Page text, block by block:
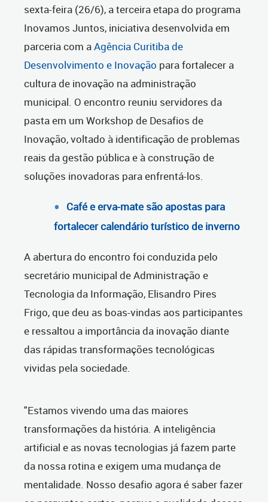
sexta-feira (26/6), a terceira etapa do programa
Inovamos Juntos, iniciativa desenvolvida em
parceria com aAgência Curitiba de
Desenvolvimento e Inovação para fortalecer a
cultura de inovação na administração
municipal. O encontro reuniu servidores da
pasta em um Workshop de Desafios de
Inovação, voltado à identificação de problemas
reais da gestão pública e à construção de
soluções inovadoras para enfrentá-los.
Café e erva-mate são apostas para
fortalecer calendário turístico de inverno
A abertura do encontro foi conduzida pelo
secretário municipal de Administração e
Tecnologia da Informação, Elisandro Pires
Frigo, que deu as boas-vindas aos participantes
e ressaltou a importância da inovação diante
das rápidas transformações tecnológicas
vividas pela sociedade.
"Estamos vivendo uma das maiores
transformações da história. A inteligência
artificial e as novas tecnologias já fazem parte
da nossa rotina e exigem uma mudança de
mentalidade. Nosso desafio agora é saber fazer